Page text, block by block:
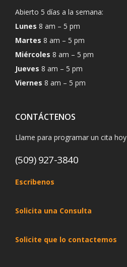
Abierto 5 días a la semana:
Lunes 8 am – 5 pm
Martes 8 am – 5 pm
Miércoles 8 am – 5 pm
Jueves 8 am – 5 pm
Viernes 8 am – 5 pm
CONTÁCTENOS
Llame para programar un cita hoy
(509) 927-3840
Escribenos
Solicita una Consulta
Solicite que lo contactemos